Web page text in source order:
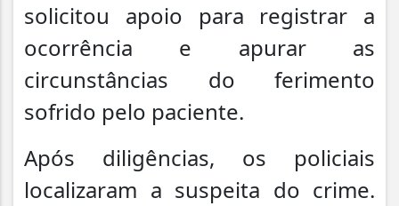
solicitou apoio para registrar a
ocorrência e apurar as
circunstâncias do ferimento
sofrido pelo paciente.
Após diligências, os policiais
localizaram a suspeita do crime.